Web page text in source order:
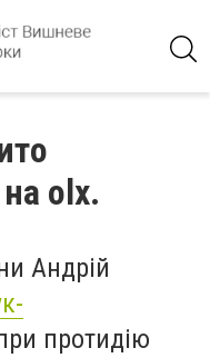
olx.
Андрій
протидію